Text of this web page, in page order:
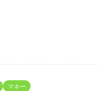
マネー